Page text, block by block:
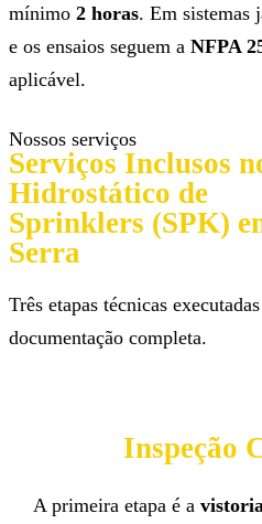
mínimo 2 horas. Em sistemas
e os ensaios seguem a NFPA
aplicável.
Nossos serviços
Serviços Inclusos
Hidrostático de
Sprinklers (SPK)
Serra
Três etapas técnicas
documentação completa.
Inspeção
A primeira etapa é a